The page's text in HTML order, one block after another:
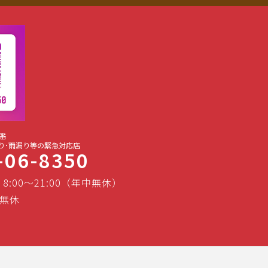
･雨漏り等の緊急対応店
8350
～21:00（年中無休）
休